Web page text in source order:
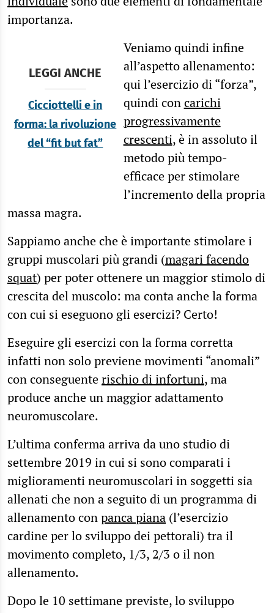
importanza.
LEGGI ANCHE
Cicciottelli e in
forma: la rivoluzione
del “fit but fat”
Veniamo quindi infine
all’aspetto allenamento:
qui l’esercizio di “forza”,
quindi concarichi
progressivamente
crescenti, è in assoluto il
metodo più tempo-
efficace per stimolare
l’incremento della propria
massa magra.
Sappiamo anche che è importante stimolare i
gruppi muscolari più grandi (magari facendo
squat) per poter ottenere un maggior stimolo di
crescita del muscolo: ma conta anche la forma
con cui si eseguono gli esercizi? Certo!
Eseguire gli esercizi con la forma corretta
infatti non solo previene movimenti “anomali”
con conseguenterischio di infortuni, ma
produce anche un maggior adattamento
neuromuscolare.
L’ultima conferma arriva da uno studio di
settembre 2019 in cui si sono comparati i
miglioramenti neuromuscolari in soggetti sia
allenati che non a seguito di un programma di
allenamento conpanca piana (l’esercizio
cardine per lo sviluppo dei pettorali) tra il
movimento completo, 1/3, 2/3 o il non
allenamento.
Dopo le 10 settimane previste, lo sviluppo